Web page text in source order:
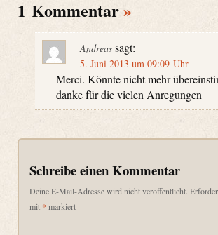
1 Kommentar»
Andreas sagt:
5. Juni 2013 um 09:09 Uhr
Merci. Könnte nicht mehr
danke für die vielen Anregungen
Schreibe einen Kommentar
Deine E-Mail-Adresse wird nicht veröffentlicht.
mit * markiert